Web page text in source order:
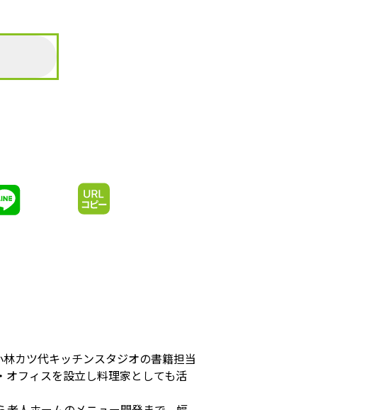
カツ代キッチンスタジオの書籍担当
フィスを設立し料理家としても活